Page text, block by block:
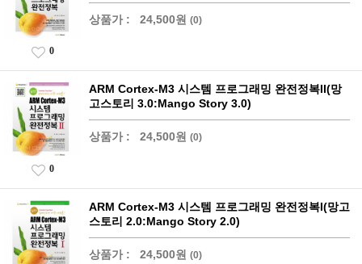
상품가 : 24,500원 (0)
0
ARM Cortex-M3 시스템 프로그래밍 완전정복II(망
고스토리 3.0:Mango Story 3.0)
상품가 : 24,500원 (0)
0
ARM Cortex-M3 시스템 프로그래밍 완전정복I(망고
스토리 2.0:Mango Story 2.0)
상품가 : 24,500원 (0)